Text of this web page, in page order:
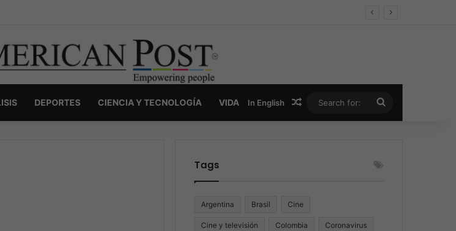
la guerra secreta por la verdad, el poder y la nueva economía de la droga
DEPORTES CIENCIA Y TECNOLOGÍA VIDA In English Random Article
for:
Tags
Argentina Brasil Cine
Cine y televisión Colombia Coronavirus